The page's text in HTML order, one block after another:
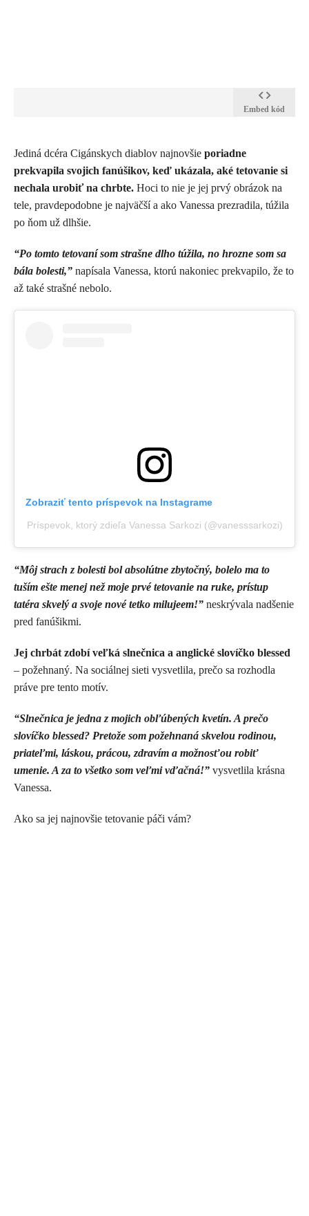
Embed kód
Jediná dcéra Cigánskych diablov najnovšie poriadne
prekvapila svojich fanúšikov, keď ukázala, aké tetovanie si
nechala urobiť na chrbte. Hoci to nie je jej prvý obrázok na
tele, pravdepodobne je najväčší a ako Vanessa prezradila, túžila
po ňom už dlhšie.
“Po tomto tetovaní som strašne dlho túžila, no hrozne som sa
bála bolesti,” napísala Vanessa, ktorú nakoniec prekvapilo, že to
až také strašné nebolo.
Zobraziť tento príspevok na Instagrame
Príspevok, ktorý zdieľa Vanessa Sarkozi (@vanesssarkozi)
“Môj strach z bolesti bol absolútne zbytočný, bolelo ma to
tuším ešte menej než moje prvé tetovanie na ruke, prístup
tatéra skvelý a svoje nové tetko milujeem!” neskrývala nadšenie
pred fanúšikmi.
Jej chrbát zdobí veľká slnečnica a anglické slovíčko blessed
– požehnaný. Na sociálnej sieti vysvetlila, prečo sa rozhodla
práve pre tento motív.
“Slnečnica je jedna z mojich obľúbených kvetín. A prečo
slovíčko blessed? Pretože som požehnaná skvelou rodinou,
priateľmi, láskou, prácou, zdravím a možnosťou robiť
umenie. A za to všetko som veľmi vďačná!” vysvetlila krásna
Vanessa.
Ako sa jej najnovšie tetovanie páči vám?